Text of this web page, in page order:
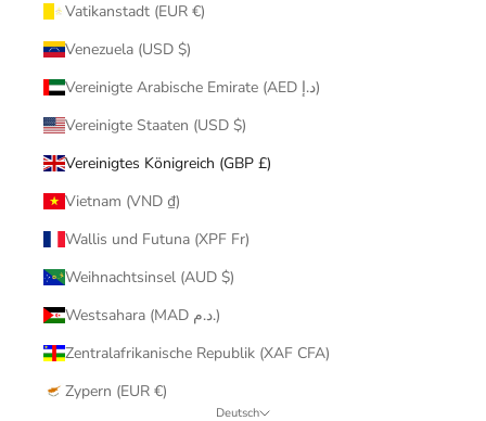
Vatikanstadt (EUR €)
Venezuela (USD $)
Vereinigte Arabische Emirate (AED د.إ)
Vereinigte Staaten (USD $)
Vereinigtes Königreich (GBP £)
Vietnam (VND ₫)
Wallis und Futuna (XPF Fr)
Weihnachtsinsel (AUD $)
Westsahara (MAD د.م.)
Zentralafrikanische Republik (XAF CFA)
Zypern (EUR €)
Deutsch